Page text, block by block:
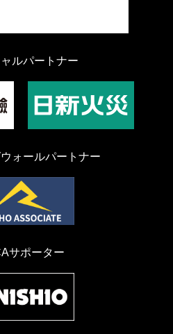
ルパートナー
ォールパートナー
サポーター